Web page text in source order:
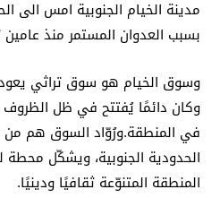
مدينة الخيام الجنوبية امس الى
بسبب العدوان المستمر منذ عامين
وكان دائمًا يُفتتح في ظل الظروف
في المنطقة.ورُوّاد السوق هم
الحدودية الجنوبية، ويشكّل محطة
المنطقة المتنوّعة ثقافيًا ودينيًا.